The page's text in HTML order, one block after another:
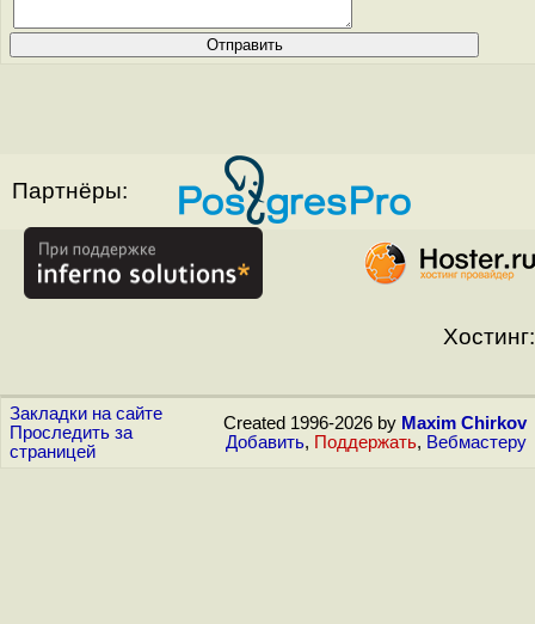
Партнёры:
Хостинг:
Закладки на сайте
Проследить за
страницей
Created 1996-2026 by Maxim Chirkov
Добавить, Поддержать, Вебмастеру